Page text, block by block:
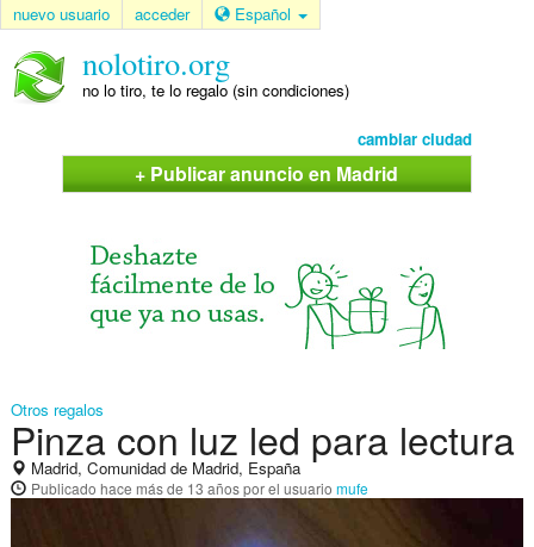
nuevo usuario acceder Español
nolotiro.org
no lo tiro, te lo regalo (sin condiciones)
cambiar ciudad
+ Publicar anuncio en Madrid
Otros regalos
Pinza con luz led para lectura
Madrid, Comunidad de Madrid, España
Publicado hace más de 13 añospor el usuario mufe